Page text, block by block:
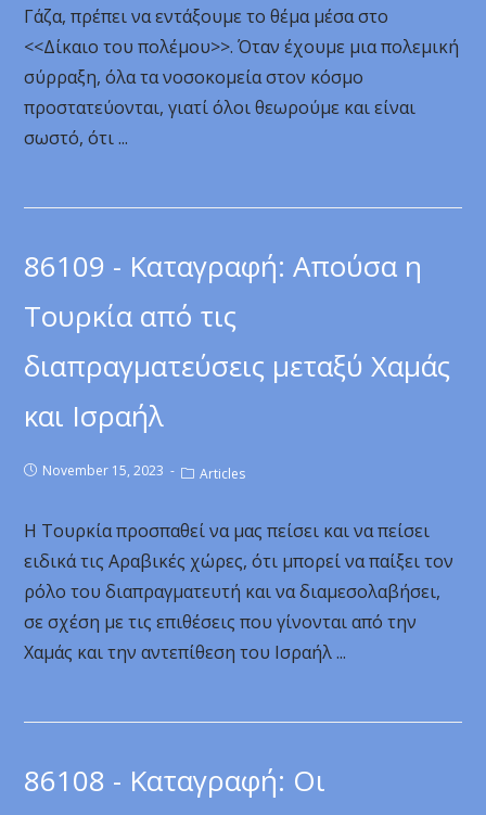
Γάζα, πρέπει να εντάξουμε το θέμα μέσα στο
<<Δίκαιο του πολέμου>>. Όταν έχουμε μια πολεμική
σύρραξη, όλα τα νοσοκομεία στον κόσμο
προστατεύονται, γιατί όλοι θεωρούμε και είναι
σωστό, ότι ...
86109 - Καταγραφή: Απούσα η
Τουρκία από τις
διαπραγματεύσεις μεταξύ Χαμάς
και Ισραήλ
November 15, 2023 Articles
Η Τουρκία προσπαθεί να μας πείσει και να πείσει
ειδικά τις Αραβικές χώρες, ότι μπορεί να παίξει τον
ρόλο του διαπραγματευτή και να διαμεσολαβήσει,
σε σχέση με τις επιθέσεις που γίνονται από την
Χαμάς και την αντεπίθεση του Ισραήλ ...
86108 - Καταγραφή: Οι